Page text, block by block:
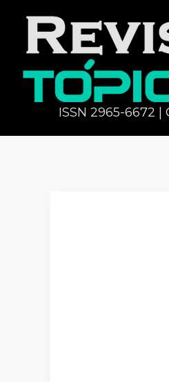
ISSN 2965-6672 |